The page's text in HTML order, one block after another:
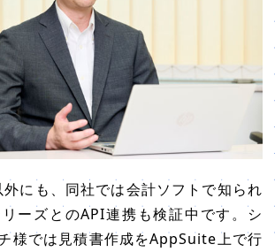
外にも、同社では会計ソフトで知られ
ーズとのAPI連携も検証中です。シ
様では見積書作成をAppSuite上で行